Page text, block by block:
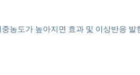
농도가 높아지면 효과 및 이상반응 발